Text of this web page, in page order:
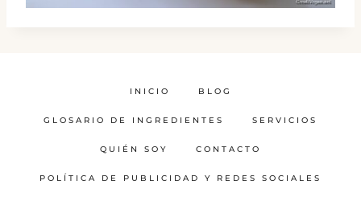
INICIO BLOG
GLOSARIO DE INGREDIENTES SERVICIOS
QUIÉN SOY CONTACTO
POLÍTICA DE PUBLICIDAD Y REDES SOCIALES